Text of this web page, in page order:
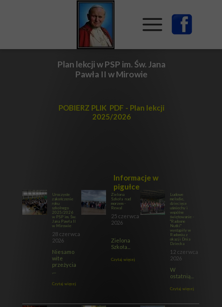
Informacje w
pigułce
Uroczyste
zakończenie
roku
szkolnego
2025/2026
w PSP im. Św.
Jana Pawła II
w Mirowie
28 czerwca
2026
Niesamo
wite
przeżycia
Czytaj więcej
Zielona
Szkoła nad
morzem -
Rewal
25 czerwca
2026
Zielona
Szkoła...
Czytaj więcej
Ludowe
melodie,
dziecięce
uśmiechy i
wspólne
świętowanie -
"Radosne
Nutki"
wystąpiły w
Radomiu z
okazji Dnia
Dziecka
12 czerwca
2026
W
ostatnią...
Czytaj więcej
POBIERZ PLIK PDF - Plan lekcji
2025/2026
Plan lekcji w PSP im. Św. Jana
Pawła II w Mirowie